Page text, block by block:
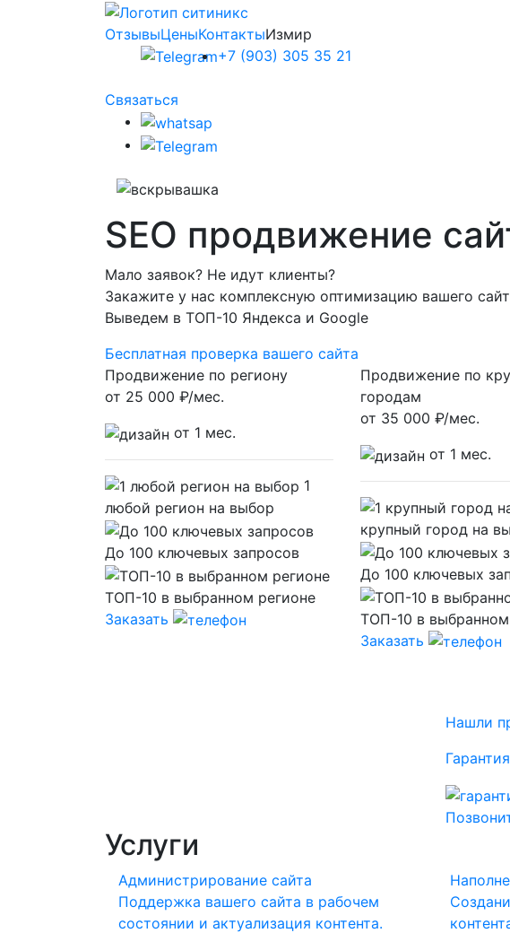
ОтзывыЦеныКонтактыИзмир
+7 (903) 305 35 21
Связаться
SEO продвижение
Мало заявок? Не идут клиенты?
Закажите у нас комплексную оптимизацию вашего
Выведем в ТОП-10 Яндекса и Google
Бесплатная проверка вашего сайта
Продвижение по региону
от 25 000 ₽/мес.
от 1 мес.
1
любой регион на выбор
До 100 ключевых запросов
ТОП-10 в выбранном регионе
Заказать
Продвижение по
городам
от 35 000 ₽/мес.
от 1 мес.
крупный город на
До 100 ключевых
ТОП-10 в
Заказать
Нашли
Услуги
Администрирование сайта
Поддержка вашего сайта в рабочем
состоянии и актуализация контента.